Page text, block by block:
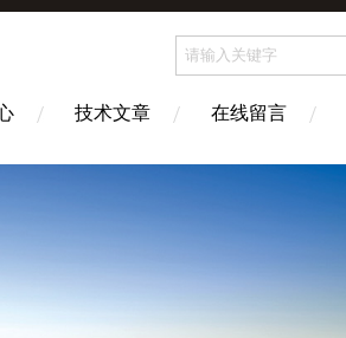
技术文章 在线留言